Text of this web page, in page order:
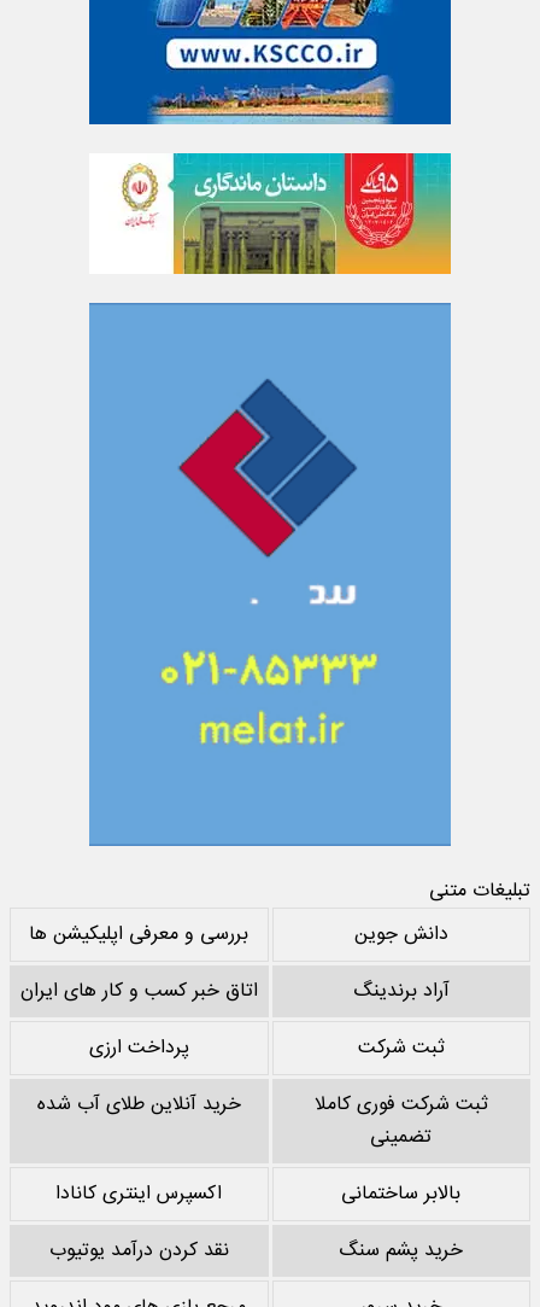
تبلیغات متنی
دانش جوین
بررسی و معرفی اپلیکیشن ها
آراد برندینگ
اتاق خبر کسب و کار های ایران
ثبت شرکت
پرداخت ارزی
ثبت شرکت فوری کاملا
تضمینی
خرید آنلاین طلای آب شده
بالابر ساختمانی
اکسپرس اینتری کانادا
خرید پشم سنگ
نقد کردن درآمد یوتیوب